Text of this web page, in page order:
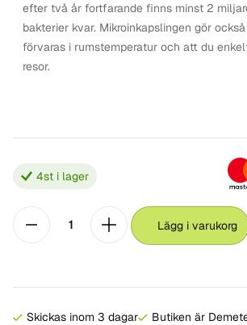
efter två år fortfarande finns minst 2
bakterier kvar. Mikroinkapslingen gör
förvaras i rumstemperatur och att du
resor.
4st i lager
Lägg i varukorg
Skickas inom 3 dagar
Butiken är